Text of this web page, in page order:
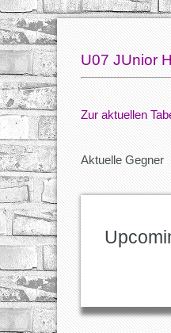
U07 JUnior
Zur aktuellen
Aktuelle Gegner